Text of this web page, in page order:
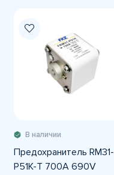
В наличии
Предохранитель RM31-
P51K-T 700A 690V